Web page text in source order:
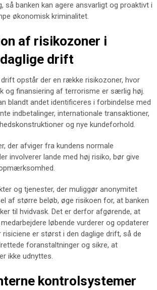
så banken kan agere ansvarligt og proaktivt i
økonomisk kriminalitet.
af risikozoner i
drift
drift opstår der en række risikozoner, hvor
og finansiering af terrorisme er særlig høj.
blandt andet identificeres i forbindelse med
indbetalinger, internationale transaktioner,
og nye kundeforhold.
der afviger fra kundens normale
involverer lande med høj risiko, bør give
og tjenester, der muliggør anonymitet
af større beløb, øge risikoen for, at banken
til hvidvask. Det er derfor afgørende, at
løbende vurderer og opdaterer
er størst i den daglige drift, så de
foranstaltninger og sikre, at
ikke udnyttes.
kontrolsystemer